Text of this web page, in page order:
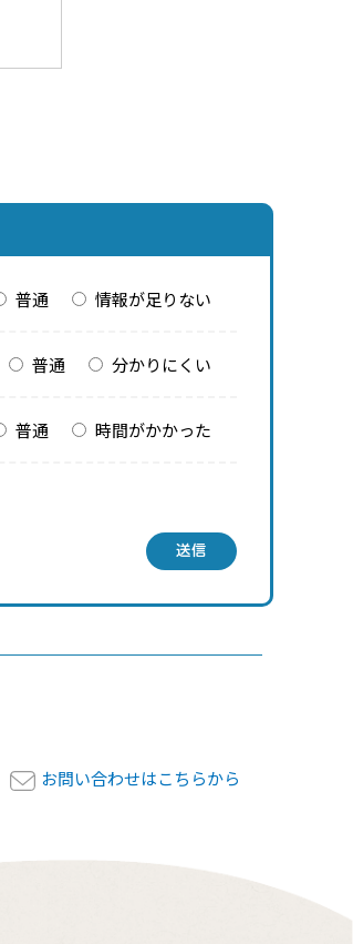
普通 情報が足りない
普通 分かりにくい
普通 時間がかかった
送信
お問い合わせはこちらから